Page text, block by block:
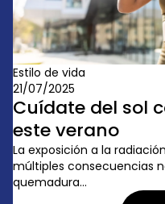
Estilo de vida
21/07/2025
Cuídate del sol
este verano
La exposición a la
múltiples consecuencias
quemadura...